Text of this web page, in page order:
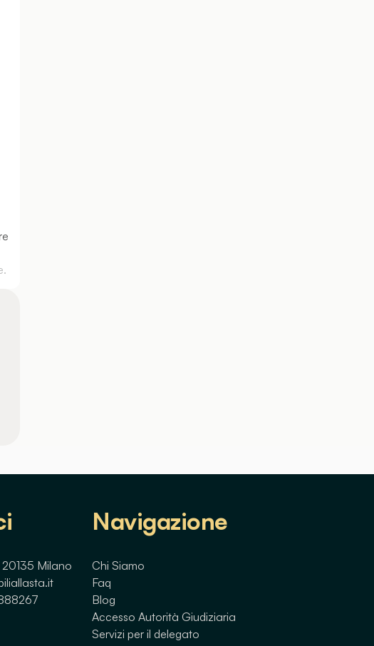
Milano
Navigazione
Chi Siamo
Faq
Blog
Accesso Autorità Giudiziaria
Servizi per il delegato